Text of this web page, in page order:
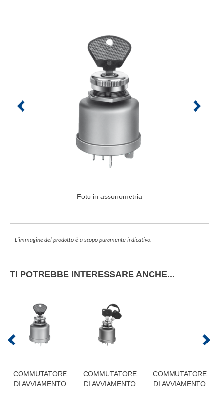
Foto in assonometria
L'immagine del prodotto è a scopo puramente indicativo.
TI POTREBBE INTERESSARE ANCHE...
COMMUTATORE
DI AVVIAMENTO
COMMUTATORE
DI AVVIAMENTO
COMMUTATORE
DI AVVIAMENTO